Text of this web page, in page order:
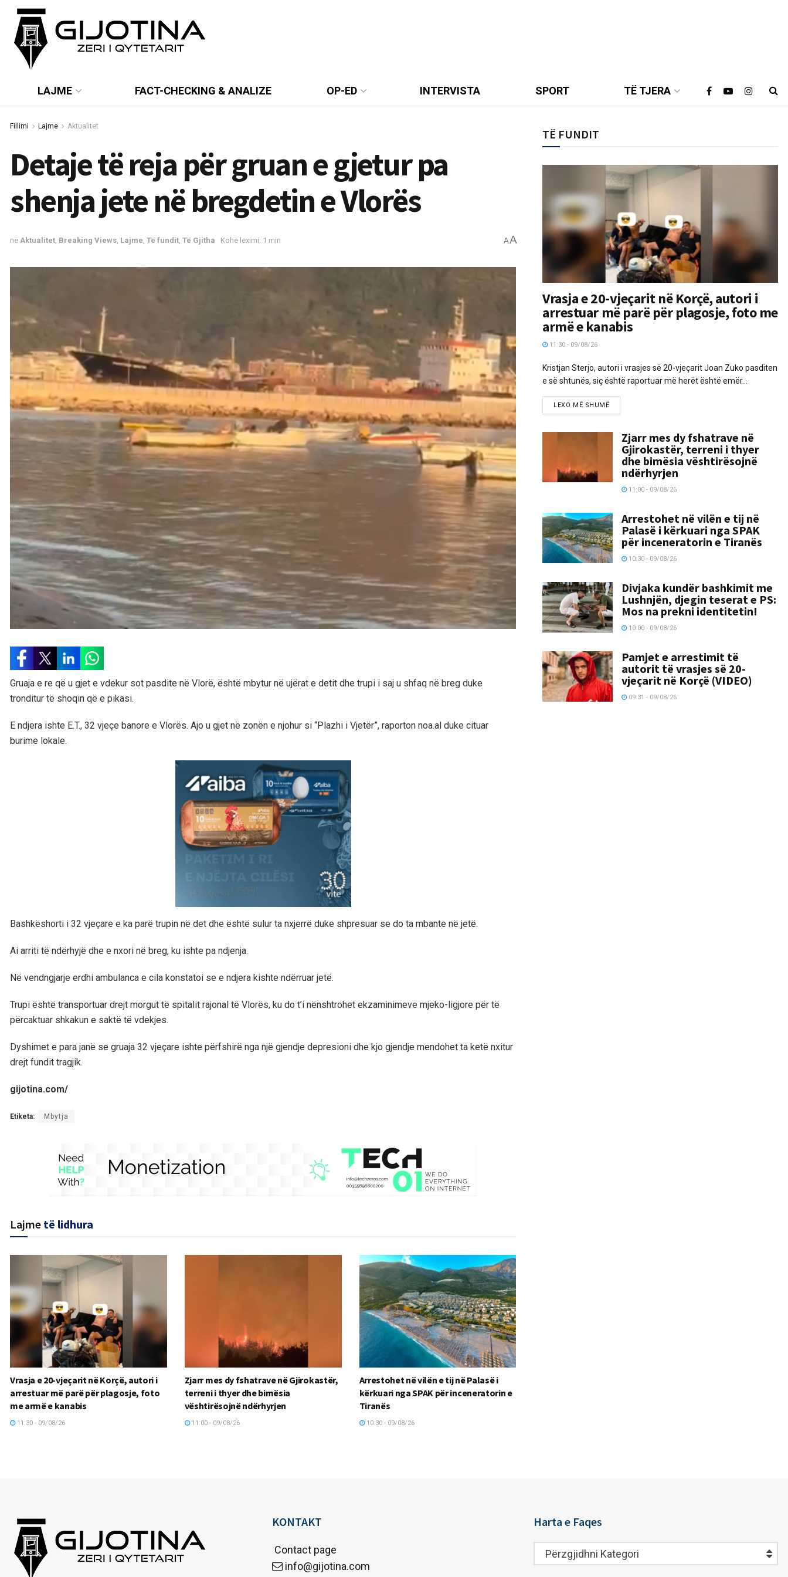
LAJME FACT-CHECKING & ANALIZE OP-ED INTERVISTA SPORT TË TJERA
Fillimi Lajme Aktualitet
Detaje të reja për gruan e gjetur pa
shenja jete në bregdetin e Vlorës
në Aktualitet Breaking Views Lajme Të fundit Të Gjitha Kohë leximi: 1 min AA
Gruaja e re që u gjet e vdekur sot pasdite në Vlorë, është mbytur në ujërat e detit dhe trupi i saj u shfaq në breg duke
tronditur të shoqin që e pikasi.
E ndjera ishte E.T., 32 vjeçe banore e Vlorës. Ajo u gjet në zonën e njohur si “Plazhi i Vjetër”, raporton noa.al duke cituar
burime lokale.
Bashkëshorti i 32 vjeçare e ka parë trupin në det dhe është sulur ta nxjerrë duke shpresuar se do ta mbante në jetë.
Ai arriti të ndërhyjë dhe e nxori në breg, ku ishte pa ndjenja.
Në vendngjarje erdhi ambulanca e cila konstatoi se e ndjera kishte ndërruar jetë.
Trupi është transportuar drejt morgut të spitalit rajonal të Vlorës, ku do t’i nënshtrohet ekzaminimeve mjeko-ligjore për të
përcaktuar shkakun e saktë të vdekjes.
Dyshimet e para janë se gruaja 32 vjeçare ishte përfshirë nga një gjendje depresioni dhe kjo gjendje mendohet ta ketë nxitur
drejt fundit tragjik.
gijotina.com/
Etiketa: Mbytja
Lajme të lidhura
Vrasja e 20-vjeçarit në Korçë, autori i
arrestuar më parë për plagosje, foto
me armë e kanabis
11:30 - 09/08/26
Zjarr mes dy fshatrave në Gjirokastër,
terreni i thyer dhe bimësia
vështirësojnë ndërhyrjen
11:00 - 09/08/26
Arrestohet në vilën e tij në Palasë i
kërkuari nga SPAK për inceneratorin e
Tiranës
10:30 - 09/08/26
TË FUNDIT
Vrasja e 20-vjeçarit në Korçë, autori i
arrestuar më parë për plagosje, foto me
armë e kanabis
11:30 - 09/08/26
Kristjan Sterjo, autori i vrasjes së 20-vjeçarit Joan Zuko pasditen
e së shtunës, siç është raportuar më herët është emër...
LEXO MË SHUMË
Zjarr mes dy fshatrave në
Gjirokastër, terreni i thyer
dhe bimësia vështirësojnë
ndërhyrjen
11:00 - 09/08/26
Arrestohet në vilën e tij në
Palasë i kërkuari nga SPAK
për inceneratorin e Tiranës
10:30 - 09/08/26
Divjaka kundër bashkimit me
Lushnjën, djegin teserat e PS:
Mos na prekni identitetin!
10:00 - 09/08/26
Pamjet e arrestimit të
autorit të vrasjes së 20-
vjeçarit në Korçë (VIDEO)
09:31 - 09/08/26
KONTAKT
Contact page
info@gijotina.com
Harta e Faqes
Harta
e
Përzgjidhni Kategori